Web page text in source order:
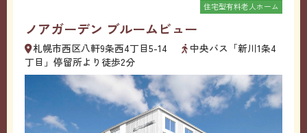
ノアガーデン ブルームビュー
住宅型有料老人ホーム
札幌市西区八軒9条西4丁目5-14
中央バス「新川1条4
丁目」停留所より徒歩2分